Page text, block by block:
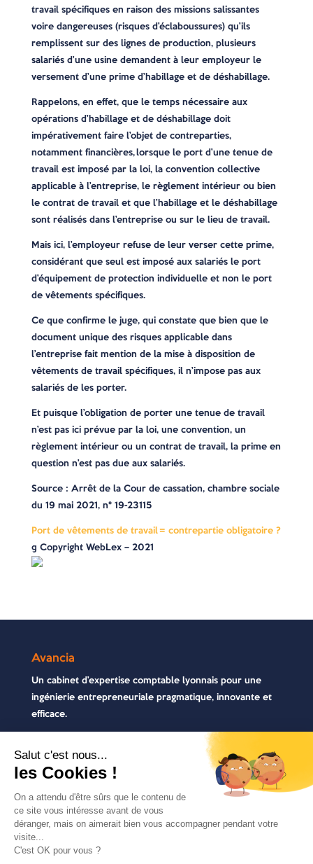
travail spécifiques en raison des missions salissantes
voire dangereuses (risques d’éclaboussures) qu’ils
remplissent sur des lignes de production, plusieurs
salariés d’une usine demandent à leur employeur le
versement d’une prime d’habillage et de déshabillage.
Rappelons, en effet, que le temps nécessaire aux
opérations d’habillage et de déshabillage doit
impérativement faire l’objet de contreparties,
notamment financières, lorsque le port d’une tenue de
travail est imposé par la loi, la convention collective
applicable à l’entreprise, le règlement intérieur ou bien
le contrat de travail et que l’habillage et le déshabillage
sont réalisés dans l’entreprise ou sur le lieu de travail.
Mais ici, l’employeur refuse de leur verser cette prime,
considérant que seul est imposé aux salariés le port
d’équipement de protection individuelle et non le port
de vêtements spécifiques.
Ce que confirme le juge, qui constate que bien que le
document unique des risques applicable dans
l’entreprise fait mention de la mise à disposition de
vêtements de travail spécifiques, il n’impose pas aux
salariés de les porter.
Et puisque l’obligation de porter une tenue de travail
n’est pas ici prévue par la loi, une convention, un
règlement intérieur ou un contrat de travail, la prime en
question n’est pas due aux salariés.
Source : Arrêt de la Cour de cassation, chambre sociale
du 19 mai 2021, n° 19-23115
Port de vêtements de travail = contrepartie obligatoire ?
© Copyright WebLex – 2021
Avancia
Un cabinet d’expertise comptable lyonnais pour une
ingénierie entrepreneuriale pragmatique, innovante et
efficace.
Contactez-nous
04 72 71 54 72
30, rue Pré Gaudry, 69007 Lyon
contact@avancia.fr